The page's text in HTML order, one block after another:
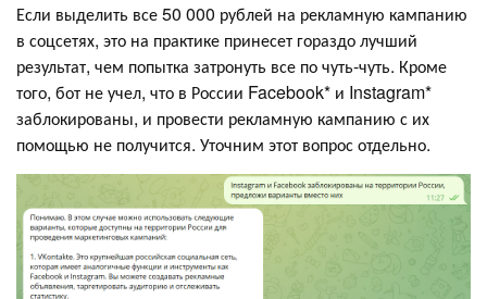
Если выделить все 50 000 рублей на рекламную кампанию
в соцсетях, это на практике принесет гораздо лучший
результат, чем попытка затронуть все по чуть-чуть. Кроме
того, бот не учел, что в России Facebook* и Instagram*
заблокированы, и провести рекламную кампанию с их
помощью не получится. Уточним этот вопрос отдельно.